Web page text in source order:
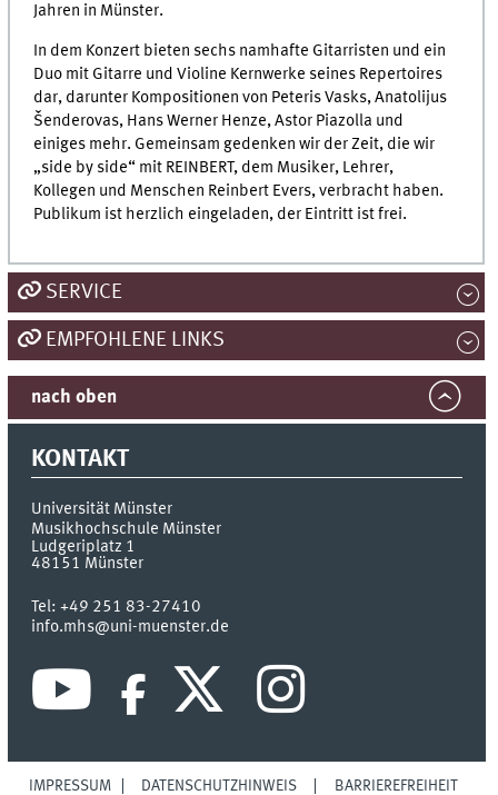
Jahren in Münster.
In dem Konzert bieten sechs namhafte Gitarristen und ein
Duo mit Gitarre und Violine Kernwerke seines Repertoires
dar, darunter Kompositionen von Peteris Vasks, Anatolijus
Šenderovas, Hans Werner Henze, Astor Piazolla und
einiges mehr. Gemeinsam gedenken wir der Zeit, die wir
„side by side“ mit REINBERT, dem Musiker, Lehrer,
Kollegen und Menschen Reinbert Evers, verbracht haben.
Publikum ist herzlich eingeladen, der Eintritt ist frei.
SERVICE
EMPFOHLENE LINKS
nach oben
KONTAKT
Universität Münster
Musikhochschule Münster
Ludgeriplatz 1
48151 Münster
Tel:+49 251 83-27410
info.mhs@uni-muenster.de
IMPRESSUM DATENSCHUTZHINWEIS BARRIEREFREIHEIT